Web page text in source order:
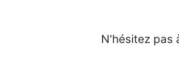
N'hésitez pas